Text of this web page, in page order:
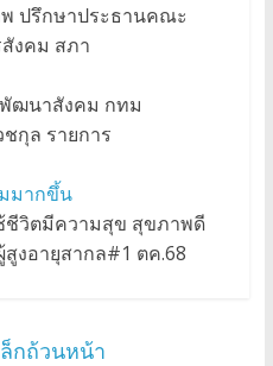
ปรึกษาประธานคณะ
งคม สภา
ฒนาสังคม กทม
ชกุล รายการ
มากขึ้น
ชีวิตมีความสุข สุขภาพดี
งอายุสากล#1 ตค.68
กถ้วนหน้า